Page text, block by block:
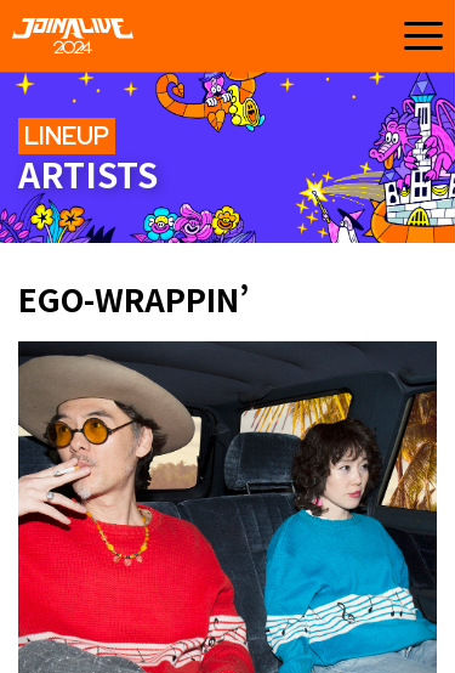
LINEUP
ARTISTS
EGO-WRAPPIN’